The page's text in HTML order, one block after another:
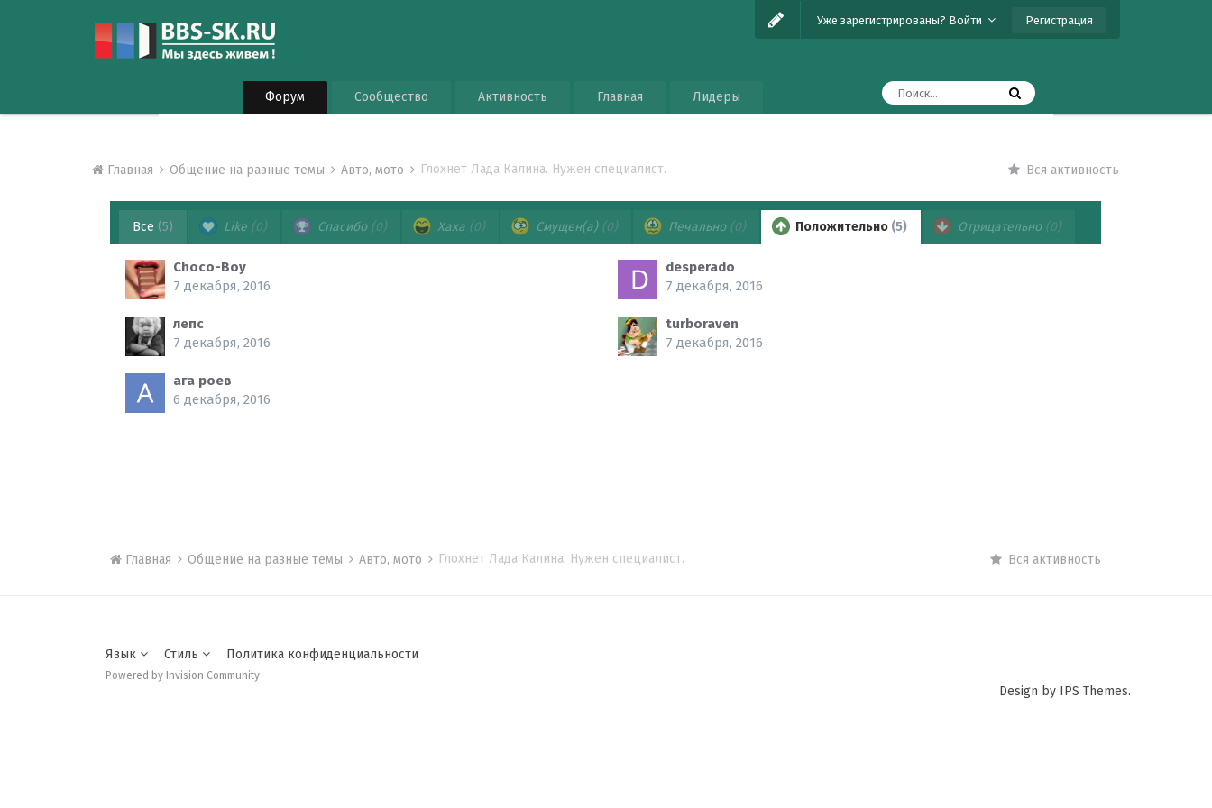
Уже зарегистрированы? Войти Регистрация
Форум Сообщество Активность Главная Лидеры
Вся активность
Главная Общение на разные темы Авто, мото Глохнет Лада Калина. Нужен специалист.
Все (5) Like (0) Спасибо (0) Хаха (0) Смущен(а) (0) Печально (0) Положительно (5) Отрицательно (0)
Choco-Boy
7 декабря, 2016
desperado
7 декабря, 2016
лепс
7 декабря, 2016
turboraven
7 декабря, 2016
ага роев
6 декабря, 2016
Вся активность
Главная Общение на разные темы Авто, мото Глохнет Лада Калина. Нужен специалист.
Язык Стиль Политика конфиденциальности
Powered by Invision Community
Design by IPS Themes.